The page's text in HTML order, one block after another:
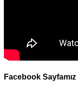
Facebook Sayfamız